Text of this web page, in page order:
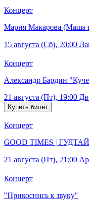
Концерт
Мария Макарова (Маша
15 августа (Сб), 20:00
Концерт
Александр Бардин
21 августа (Пт), 19:00
Концерт
GOOD TIMES |
21 августа (Пт), 21:00
Концерт
"Прикоснись к звуку"